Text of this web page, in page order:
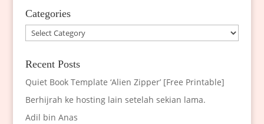
Categories
Categories
Recent Posts
Quiet Book Template ‘Alien Zipper’ [Free Printable]
Berhijrah ke hosting lain setelah sekian lama.
Adil bin Anas